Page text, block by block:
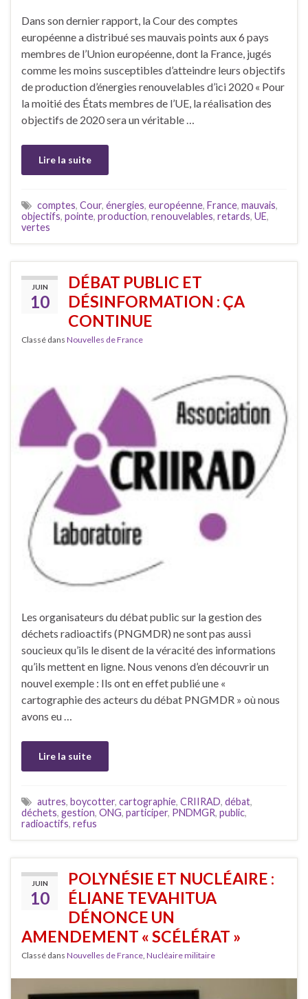
Dans son dernier rapport, la Cour des comptes
européenne a distribué ses mauvais points aux 6 pays
membres de l’Union européenne, dont la France, jugés
comme les moins susceptibles d’atteindre leurs objectifs
de production d’énergies renouvelables d’ici 2020 « Pour
la moitié des États membres de l’UE, la réalisation des
objectifs de 2020 sera un véritable …
Lire la suite
comptes, Cour, énergies, européenne, France, mauvais,
objectifs, pointe, production, renouvelables, retards, UE,
vertes
JUIN
10
DÉBAT PUBLIC ET
DÉSINFORMATION : ÇA
CONTINUE
Classé dans Nouvelles de France
Les organisateurs du débat public sur la gestion des
déchets radioactifs (PNGMDR) ne sont pas aussi
soucieux qu’ils le disent de la véracité des informations
qu’ils mettent en ligne. Nous venons d’en découvrir un
nouvel exemple : Ils ont en effet publié une «
cartographie des acteurs du débat PNGMDR » où nous
avons eu …
Lire la suite
autres, boycotter, cartographie, CRIIRAD, débat,
déchets, gestion, ONG, participer, PNDMGR, public,
radioactifs, refus
JUIN
10
POLYNÉSIE ET NUCLÉAIRE :
ÉLIANE TEVAHITUA
DÉNONCE UN
AMENDEMENT « SCÉLÉRAT »
Classé dans Nouvelles de France Nucléaire militaire